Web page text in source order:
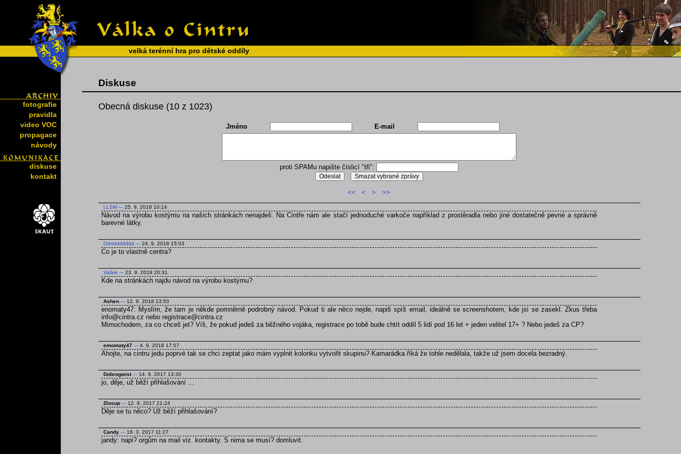
velká terénní hra pro dětské oddíly
fotografie
pravidla
video VOC
propagace
návody
diskuse
kontakt
Diskuse
Obecná diskuse (10 z 1023)
Jméno E-mail
proti SPAMu napište číslicí "tři":
<< < > >>
LLSM --- 25. 9. 2018 10:14
Návod na výrobu kostýmu na našich stránkách nenajdeš. Na Cintře nám ale stačí jednoduché varkoče například z prostěradla nebo jiné dostatečně pevné a správně
barevné látky.
Dddddddddd --- 24. 9. 2018 15:03
Co je to vlastně centra?
Vašek --- 23. 9. 2018 20:31
Kde na stránkách najdu návod na výrobu kostýmu?
Ashen --- 12. 9. 2018 13:50
enomaty47: Myslím, že tam je někde pomněrně podrobný návod. Pokud ti ale něco nejde, napiš spíš email, ideálně se screenshotem, kde jsi se zasekl. Zkus třeba
info@cintra.cz nebo registrace@cintra.cz
Mimochodem, za co chceš jet? Víš, že pokud jedeš za běžného vojáka, registrace po tobě bude chtít oddíl 5 lidí pod 16 let + jeden velitel 17+ ? Nebo jedeš za CP?
emomaty47 --- 4. 9. 2018 17:57
Ahojte, na cintru jedu poprvé tak se chci zeptat jako mám vyplnit kolonku vytvořit skupinu? Kamarádka říká že tohle nedělala, takže už jsem docela bezradný.
Dobrogwist --- 14. 9. 2017 13:30
jo, děje, už běží přihlašování ...
Zlosup --- 12. 9. 2017 21:24
Děje se tu něco? Už běží přihlašování?
Candy --- 18. 3. 2017 11:27
jandy: napi? orgům na mail viz. kontakty. S nima se musí? domluvit.